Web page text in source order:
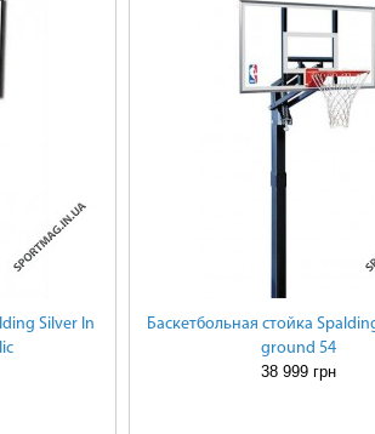
Silver In
Баскетбольная стойка
ground 54
38 999 грн